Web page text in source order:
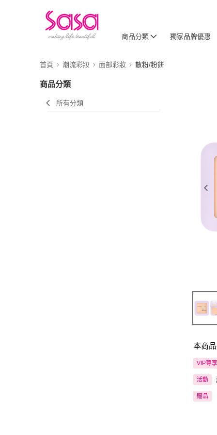
商品分類 獨家品牌優惠
首頁 潮流彩妝 面部彩妝 散粉/粉餅
商品分類
所有分類
本商
VIP尊享
活動
贈品